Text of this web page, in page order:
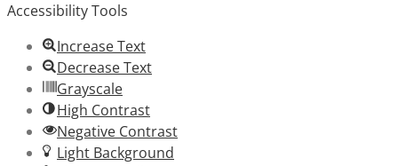
Accessibility Tools
Increase Text
Decrease Text
Grayscale
High Contrast
Negative Contrast
Light Background